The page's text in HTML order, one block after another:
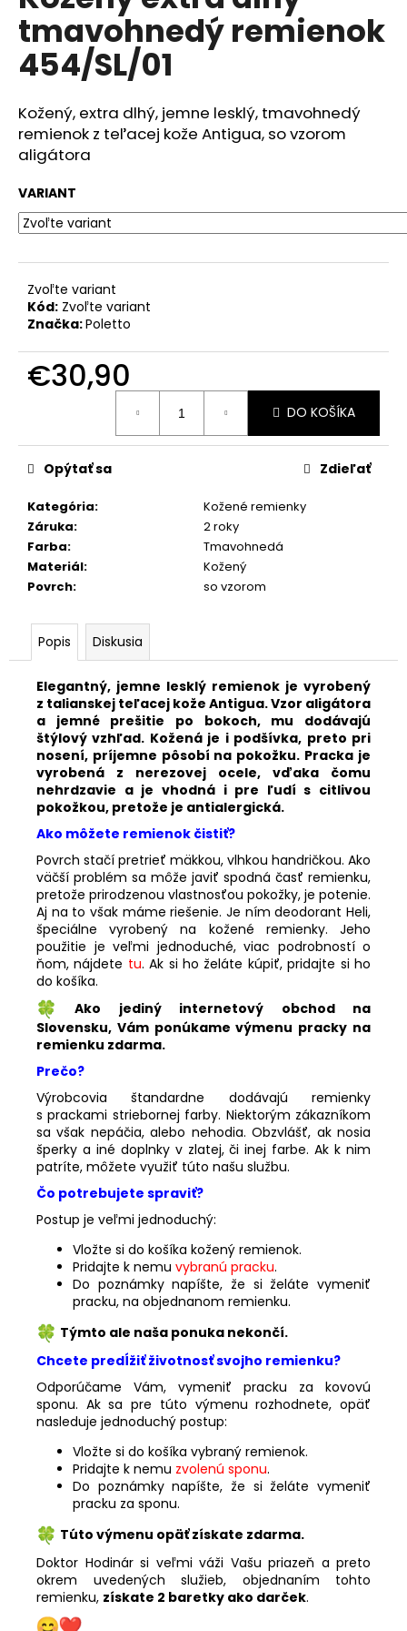
0,0
z
hviezdičiek.
tmavohnedý remienok
454/SL/01
Kožený, extra dlhý, jemne lesklý, tmavohnedý
remienok z teľacej kože Antigua, so vzorom
aligátora
VARIANT
Zvoľte variant
Kód: Zvoľte variant
Značka:Poletto
€30,90
DO KOŠÍKA
Kategória:
Kožené remienky
Záruka:
2 roky
Farba:
Tmavohnedá
Materiál:
Kožený
Povrch: so vzorom
Opýtať sa Zdieľať
Popis Diskusia
Elegantný, jemne lesklý remienok je vyrobený
z talianskej teľacej kože Antigua. Vzor aligátora
a jemné prešitie po bokoch, mu dodávajú
štýlový vzhľad. Kožená je i podšívka, preto pri
nosení, príjemne pôsobí na pokožku. Pracka je
vyrobená z nerezovej ocele, vďaka čomu
nehrdzavie a je vhodná i pre ľudí s citlivou
pokožkou, pretože je antialergická.
Ako môžete remienok čistiť?
Povrch stačí pretrieť mäkkou, vlhkou handričkou. Ako
väčší problém sa môže javiť spodná časť remienku,
pretože prirodzenou vlastnosťou pokožky, je potenie.
Aj na to však máme riešenie. Je ním deodorant Heli,
špeciálne vyrobený na kožené remienky. Jeho
použitie je veľmi jednoduché, viac podrobností o
ňom, nájdete tu. Ak si ho želáte kúpiť, pridajte si ho
do košíka.
Ako jediný internetový obchod na
Slovensku, Vám ponúkame výmenu pracky na
remienku zdarma.
Prečo?
Výrobcovia štandardne dodávajú remienky
s prackami striebornej farby. Niektorým zákazníkom
sa však nepáčia, alebo nehodia. Obzvlášť, ak nosia
šperky a iné doplnky v zlatej, či inej farbe. Ak k nim
patríte, môžete využiť túto našu službu.
Čo potrebujete spraviť?
Postup je veľmi jednoduchý:
Vložte si do košíka kožený remienok.
Pridajte k nemu vybranú pracku.
Do poznámky napíšte, že si želáte vymeniť
pracku, na objednanom remienku.
Týmto ale naša ponuka nekončí.
Chcete predĺžiť životnosť svojho remienku?
Odporúčame Vám, vymeniť pracku za kovovú
sponu. Ak sa pre túto výmenu rozhodnete, opäť
nasleduje jednoduchý postup:
Vložte si do košíka vybraný remienok.
Pridajte k nemu zvolenú sponu.
Do poznámky napíšte, že si želáte vymeniť
pracku za sponu.
Túto výmenu opäť získate zdarma.
Doktor Hodinár si veľmi váži Vašu priazeň a preto
okrem uvedených služieb, objednaním tohto
remienku, získate 2 baretky ako darček.
á
j
s
?
HĽADAŤ
O
d
p
o
m
e
KOŽENÝ
SVETLOHNEDÝ
REMIENOK
BRAZÍLSKEHO
€89,90